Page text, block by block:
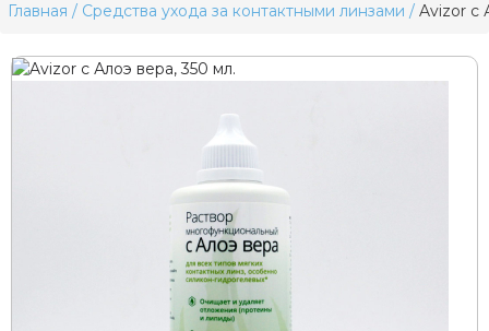
Главная Средства ухода за контактными линзами Avizor с